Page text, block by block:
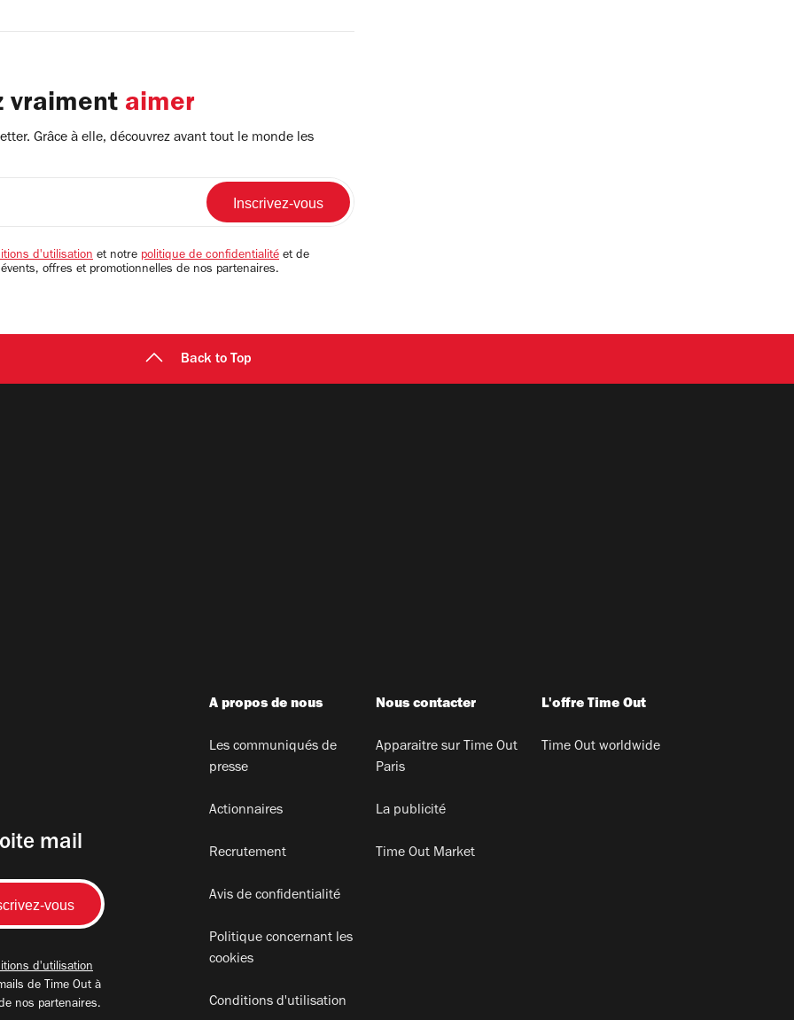
vraiment aimer
Grâce à elle, découvrez avant tout le monde les
d'utilisation et notre politique de confidentialité et de
offres et promotionnelles de nos partenaires.
Back to Top
mail
d'utilisation
de Time Out à
nos partenaires.
A propos de nous
Les communiqués de
presse
Actionnaires
Recrutement
Avis de confidentialité
Politique concernant les
cookies
Conditions d'utilisation
Nous contacter
Apparaitre sur Time Out
Paris
La publicité
Time Out Market
L'offre Time Out
Time Out worldwide